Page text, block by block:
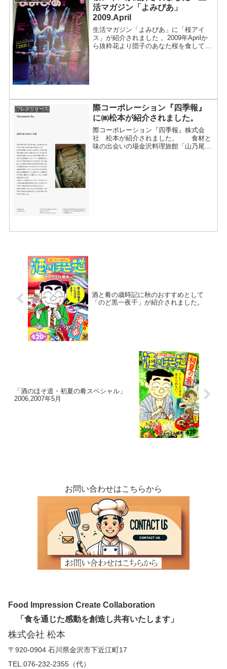
活マガジン「よみぴあ」
2009.April
生活マガジン「よみぴあ」に「桜アイ
ス」が紹介されました 。2009年Aprilか
ら抜粋花より団子のあなた桜を食してみ
プレスリリース
際コーポレーション『四季報』
に㈱松本が紹介されました。
際コーポレーション『四季報』株式会
社 松本が紹介されました。 食材と
味の出会いの場金沢料理旅館「山乃尾」
酒と肴の歳時記に秋のおすすめとして
「のど黒一夜干」が紹介されました。
「酒のほそ道・初夏の肴スペシャル」
2006,2007年5月
お問い合わせはこちらから
Food Impression Create Collaboration
「食を通じた感動を創造し共有いたします」
株式会社 松本
〒920-0904 石川県金沢市下近江町17
TEL.076-232-2355（代）